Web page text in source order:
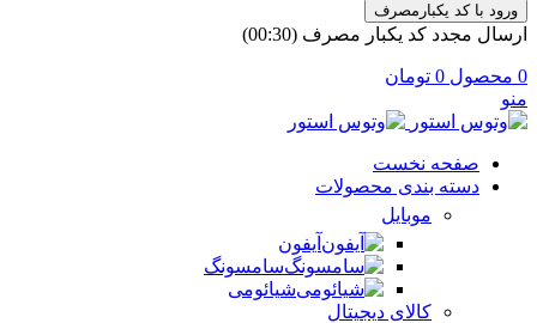
ورود با کد یکبارمصرف
ارسال مجدد کد یکبار مصرف (00:
30
)
0 محصول 0 تومان
منو
صفحه نخست
دسته بندی محصولات
موبایل
آیفون
سامسونگ
شیائومی
کالای دیجیتال